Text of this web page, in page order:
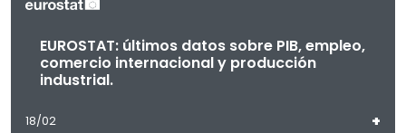
EUROSTAT: últimos datos sobre PIB, empleo,
comercio internacional y producción
industrial.
18/02 +